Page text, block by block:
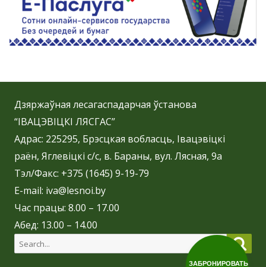
ЗАБРОНИРОВАТЬ
Дзяржаўная лесагаспадарчая ўстанова
“ІВАЦЭВІЦКІ ЛЯСГАС”
Адрас: 225295, Брэсцкая вобласць, Івацэвіцкі
раён, Яглевіцкі с/с, в. Бараны, вул. Лясная, 9а
Тэл/Факс: +375 (1645) 9-19-79
E-mail: iva@lesnoi.by
Час працы: 8.00 – 17.00
Абед: 13.00 – 14.00
Search
for: